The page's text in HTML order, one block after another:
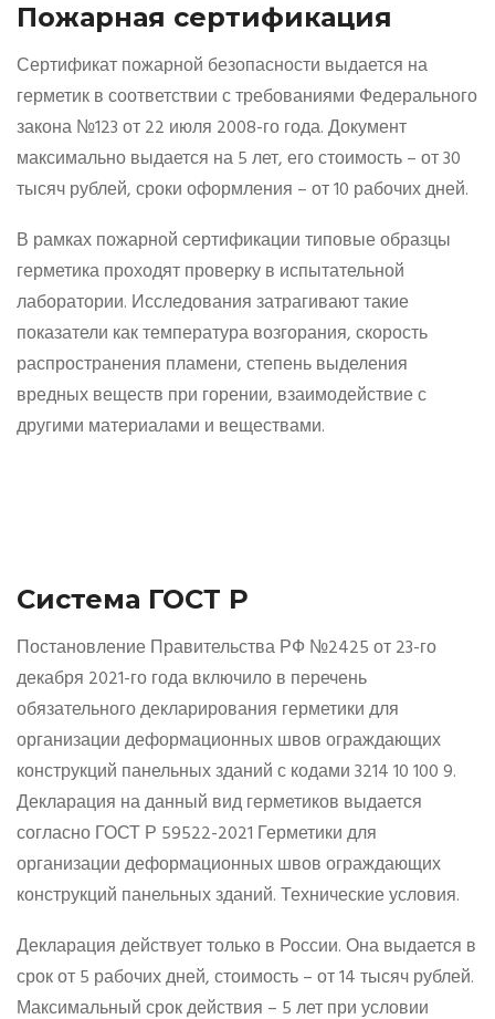
Пожарная сертификация
Сертификат пожарной безопасности выдается на
герметик в соответствии с требованиями Федерального
закона №123 от 22 июля 2008-го года. Документ
максимально выдается на 5 лет, его стоимость – от 30
тысяч рублей, сроки оформления – от 10 рабочих дней.
В рамках пожарной сертификации типовые образцы
герметика проходят проверку в испытательной
лаборатории. Исследования затрагивают такие
показатели как температура возгорания, скорость
распространения пламени, степень выделения
вредных веществ при горении, взаимодействие с
другими материалами и веществами.
Система ГОСТ Р
Постановление Правительства РФ №2425 от 23-го
декабря 2021-го года включило в перечень
обязательного декларирования герметики для
организации деформационных швов ограждающих
конструкций панельных зданий с кодами 3214 10 100 9.
Декларация на данный вид герметиков выдается
согласно ГОСТ Р 59522-2021 Герметики для
организации деформационных швов ограждающих
конструкций панельных зданий. Технические условия.
Декларация действует только в России. Она выдается в
срок от 5 рабочих дней, стоимость – от 14 тысяч рублей.
Максимальный срок действия – 5 лет при условии